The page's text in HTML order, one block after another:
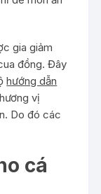
gia giảm
đồng. Đây
hướng dẫn
vị
Do đó các
cá